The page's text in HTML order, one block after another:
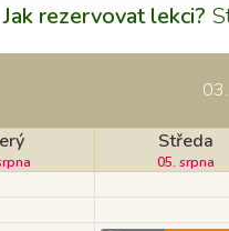
Jak rezervovat lekci?
Středa
05. srpna